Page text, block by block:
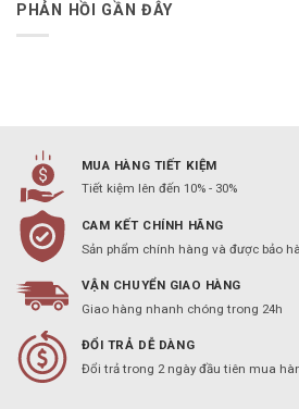
PHẢN HỒI GẦN ĐÂY
MUA HÀNG TIẾT KIỆM
Tiết kiệm lên đến 10% - 30%
CAM KẾT CHÍNH HÃNG
Sản phẩm chính hàng và được bảo
VẬN CHUYỂN GIAO HÀNG
Giao hàng nhanh chóng trong 24h
ĐỔI TRẢ DỄ DÀNG
Đổi trả trong 2 ngày đầu tiên mua